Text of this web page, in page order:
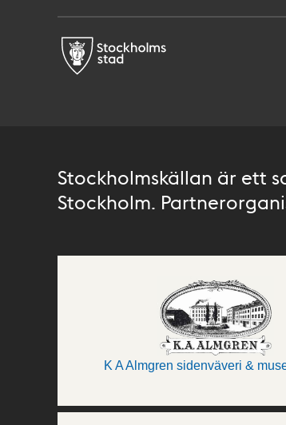
Stockholmskällan är ett
Stockholm.
K A Almgren sidenväveri &